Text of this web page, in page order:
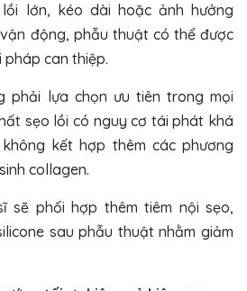
lớn, kéo dài hoặc ảnh hưởng
động, phẫu thuật có thể được
pháp can thiệp.
phải lựa chọn ưu tiên trong mọi
sẹo lồi có nguy cơ tái phát khá
kết hợp thêm các phương
collagen.
sẽ phối hợp thêm tiêm nội sẹo,
sau phẫu thuật nhằm giảm